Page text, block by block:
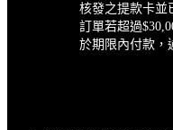
核發之提款卡並
訂單若超過
於期限內付款，